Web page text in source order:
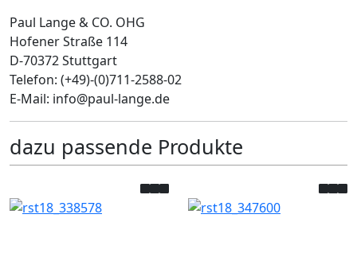
Paul Lange & CO. OHG
Hofener Straße 114
D-70372 Stuttgart
Telefon: (+49)-(0)711-2588-02
E-Mail: info@paul-lange.de
dazu passende Produkte